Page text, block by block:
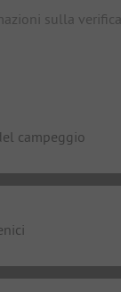
sulla verifica
campeggio